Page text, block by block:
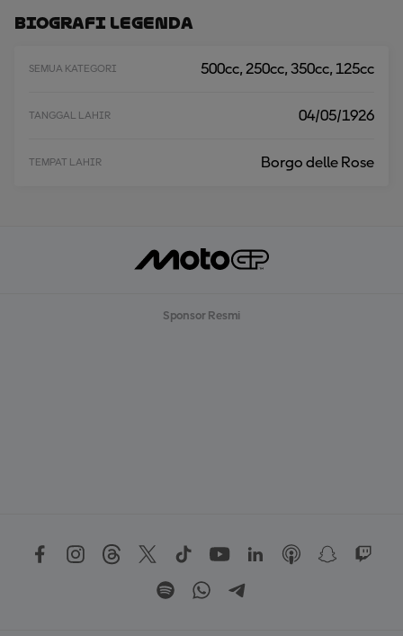
Biografi Legenda
SEMUA KATEGORI 500cc, 250cc, 350cc, 125cc
TANGGAL LAHIR 04/05/1926
TEMPAT LAHIR Borgo delle Rose
Sponsor Resmi